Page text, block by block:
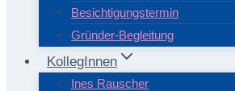
Besichtigungstermin
Gründer-Begleitung
KollegInnen
Ines Rauscher